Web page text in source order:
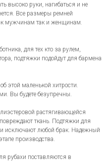
высоко руки, нагибаться и не
Все размеры ремней
мужчинам так и женщинам.
для тех кто за рулем,
подтяжки подойдут для бармена
этой маленькой хитрости.
Вы будете безупречны.
растягивающейся
ткань. Подтяжки для
исключают любой брак. Надежный
производства.
рубахи поставляются в